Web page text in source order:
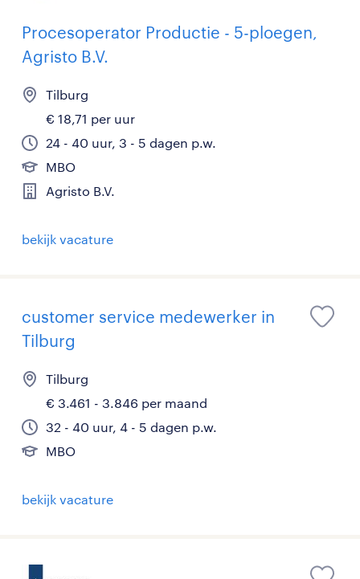
Procesoperator Productie - 5-ploegen,
Agristo B.V.
Tilburg
€ 18,71 per uur
24 - 40 uur, 3 - 5 dagen p.w.
MBO
Agristo B.V.
bekijk vacature
customer service medewerker in
Tilburg
Tilburg
€ 3.461 - 3.846 per maand
32 - 40 uur, 4 - 5 dagen p.w.
MBO
bekijk vacature